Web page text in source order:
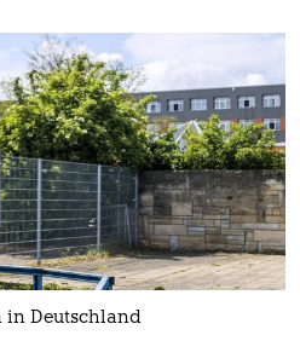
in Deutschland